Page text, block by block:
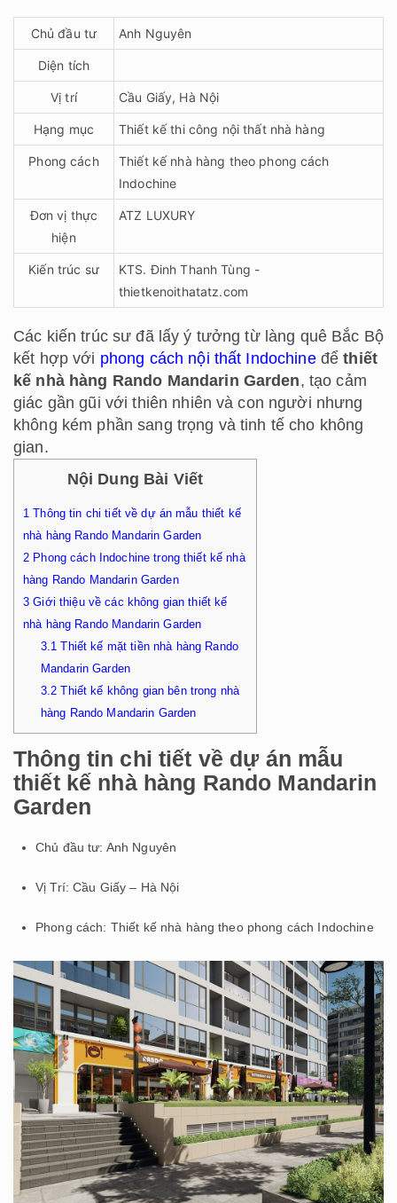
Chủ đầu tư Anh Nguyên
Diện tích
Vị trí Cầu Giấy, Hà Nội
Hạng mục Thiết kế thi công nội thất nhà hàng
Phong cách
Thiết kế nhà hàng theo phong cách
Indochine
Đơn vị thực
hiện
ATZ LUXURY
Kiến trúc sư
KTS. Đinh Thanh Tùng -
thietkenoithatatz.com
Các kiến trúc sư đã lấy ý tưởng từ làng quê Bắc Bộ
kết hợp với phong cách nội thất Indochineđểthiết
kế nhà hàng Rando Mandarin Garden, tạo cảm
giác gần gũi với thiên nhiên và con người nhưng
không kém phần sang trọng và tinh tế cho không
gian.
Nội Dung Bài Viết
1 Thông tin chi tiết về dự án mẫu thiết kế
nhà hàng Rando Mandarin Garden
2 Phong cách Indochine trong thiết kế nhà
hàng Rando Mandarin Garden
3 Giới thiệu về các không gian thiết kế
nhà hàng Rando Mandarin Garden
3.1 Thiết kế mặt tiền nhà hàng Rando
Mandarin Garden
3.2 Thiết kế không gian bên trong nhà
hàng Rando Mandarin Garden
Thông tin chi tiết về dự án mẫu
thiết kế nhà hàng Rando Mandarin
Garden
Chủ đầu tư: Anh Nguyên
Vị Trí: Cầu Giấy – Hà Nội
Phong cách: Thiết kế nhà hàng theo phong cách Indochine